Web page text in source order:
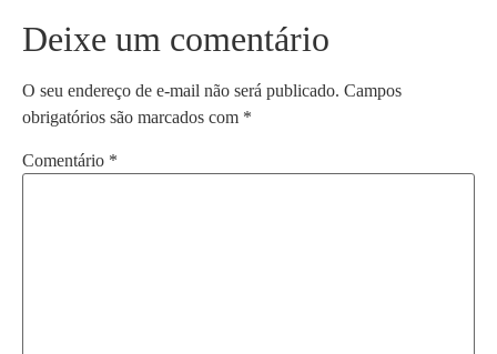
Deixe um comentário
O seu endereço de e-mail não será publicado. Campos
obrigatórios são marcados com *
Comentário *